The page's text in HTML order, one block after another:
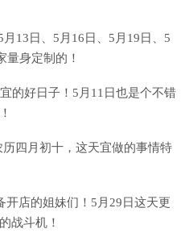
13日、5月16日、5月19日、5
量身定制的！
的好日子！5月11日也是个不错
四月初十，这天宜做的事情特
店的姐妹们！5月29日这天更
战斗机！